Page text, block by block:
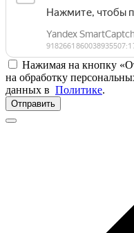
Нажимая на кнопку
на обработку
данных в Политике.
Отправить